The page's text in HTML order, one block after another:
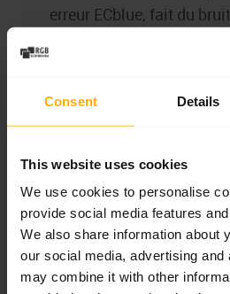
Consent Details
This website uses cookies
We use cookies to personalise
provide social media features
We also share information about
our social media, advertising
may combine it with other
erreur ECblue, fait du
Découvrez les
plus fréquents, la
LED et la méthode de
apprenez quand il est
l’appareil.
En savoir plus